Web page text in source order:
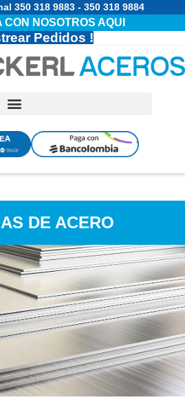
350 318 9883 - 350 318 9884
CON NOSOTROS AQUI
Pedidos !
PAGOS EN
BANCOLOMBIA
DE ACERO